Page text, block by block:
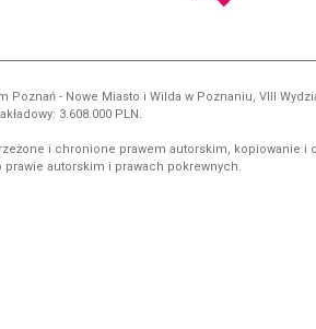
- Nowe Miasto i Wilda w Poznaniu, VIII
3.608.000 PLN.
i chronione prawem autorskim, kopiowanie
prawie autorskim i prawach pokrewnych.